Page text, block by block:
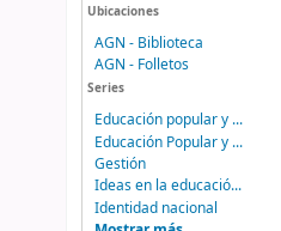
Ubicaciones
AGN - Biblioteca
AGN - Folletos
Series
Educación popular y ...
Educación Popular y ...
Gestión
Ideas en la educació...
Identidad nacional